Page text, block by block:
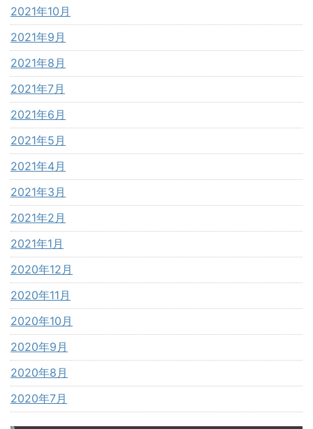
2021年10月
2021年9月
2021年8月
2021年7月
2021年6月
2021年5月
2021年4月
2021年3月
2021年2月
2021年1月
2020年12月
2020年11月
2020年10月
2020年9月
2020年8月
2020年7月